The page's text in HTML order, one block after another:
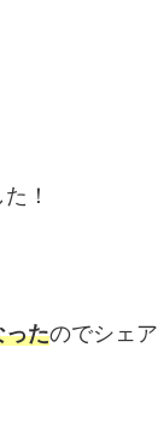
！
ったのでシェア